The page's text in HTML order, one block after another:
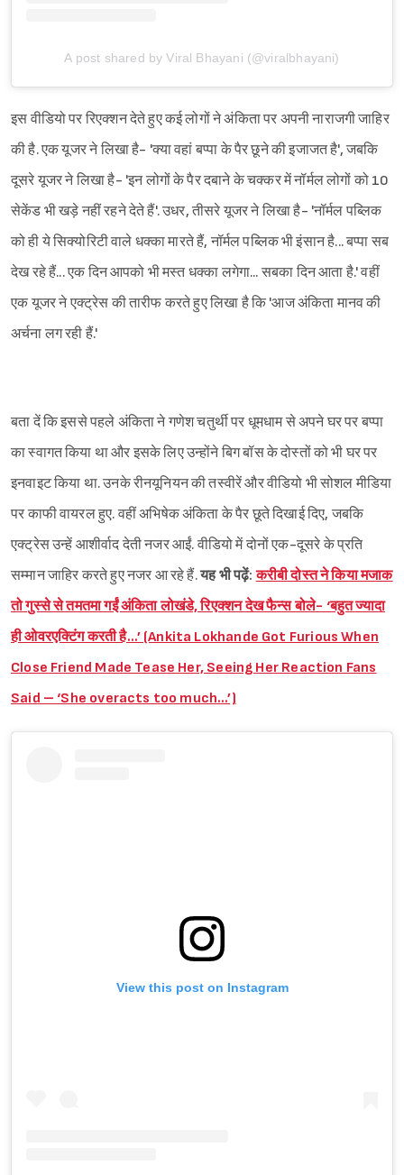
Sign in
A post shared by Viral Bhayani (@viralbhayani)
इस वीडियो पर रिएक्शन देते हुए कई लोगों ने अंकिता पर अपनी नाराजगी जाहिर
की है. एक यूजर ने लिखा है- 'क्या वहां बप्पा के पैर छूने की इजाजत है', जबकि
दूसरे यूजर ने लिखा है- 'इन लोगों के पैर दबाने के चक्कर में नॉर्मल लोगों को 10
सेकेंड भी खड़े नहीं रहने देते हैं'. उधर, तीसरे यूजर ने लिखा है- 'नॉर्मल पब्लिक
को ही ये सिक्योरिटी वाले धक्का मारते हैं, नॉर्मल पब्लिक भी इंसान है... बप्पा सब
देख रहे हैं... एक दिन आपको भी मस्त धक्का लगेगा... सबका दिन आता है.' वहीं
एक यूजर ने एक्ट्रेस की तारीफ करते हुए लिखा है कि 'आज अंकिता मानव की
अर्चना लग रही हैं.'
बता दें कि इससे पहले अंकिता ने गणेश चतुर्थी पर धूमधाम से अपने घर पर बप्पा
का स्वागत किया था और इसके लिए उन्होंने बिग बॉस के दोस्तों को भी घर पर
इनवाइट किया था. उनके रीनयूनियन की तस्वीरें और वीडियो भी सोशल मीडिया
पर काफी वायरल हुए. वहीं अभिषेक अंकिता के पैर छूते दिखाई दिए, जबकि
एक्ट्रेस उन्हें आशीर्वाद देती नजर आईं. वीडियो में दोनों एक-दूसरे के प्रति
सम्मान जाहिर करते हुए नजर आ रहे हैं.यह भी पढ़ें:करीबी दोस्त ने किया मजाक
तो गुस्से से तमतमा गईं अंकिता लोखंडे, रिएक्शन देख फैन्स बोले- ‘बहुत ज्यादा
ही ओवरएक्टिंग करती है…’ (Ankita Lokhande Got Furious When
Close Friend Made Tease Her, Seeing Her Reaction Fans
Said – ‘She overacts too much…’)
View this post on Instagram